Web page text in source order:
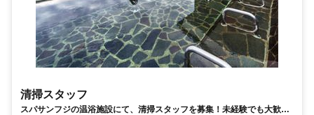
清掃スタッフ
スパサンフジの温浴施設にて、清掃スタッフを募集！未経験でも大歓迎